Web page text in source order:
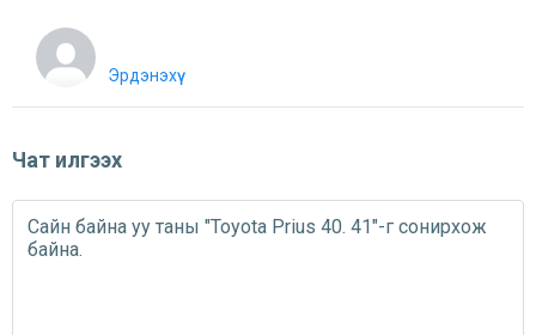
Эрдэнэхүү
Чат илгээх